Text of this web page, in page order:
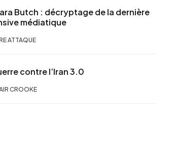
Butch : décryptage de la dernière
médiatique
ATTAQUE
contre l’Iran 3.0
CROOKE